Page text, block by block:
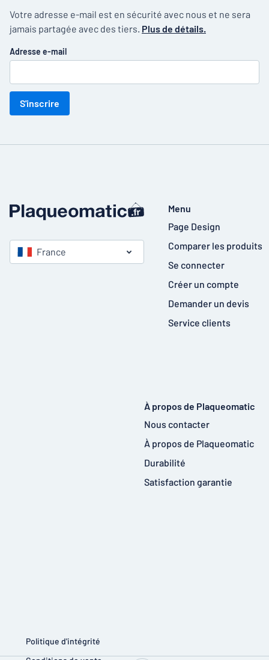
Votre adresse e-mail est en sécurité avec nous et ne sera
jamais partagée avec des tiers. Plus de détails.
Adresse e-mail
S'inscrire
France
Menu
Page Design
Comparer les produits
Se connecter
Créer un compte
Demander un devis
Service clients
À propos de Plaqueomatic
Nous contacter
À propos de Plaqueomatic
Durabilité
Satisfaction garantie
Politique d'intégrité